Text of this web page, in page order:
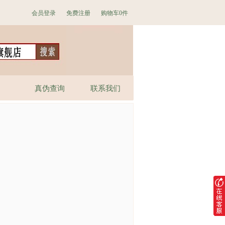
购物车0件
免费注册
会员登录
联系我们
真伪查询